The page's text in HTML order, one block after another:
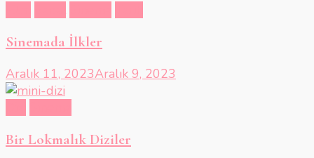
Sinemada İlkler
Aralık 11, 2023Aralık 9, 2023
Bir Lokmalık Diziler